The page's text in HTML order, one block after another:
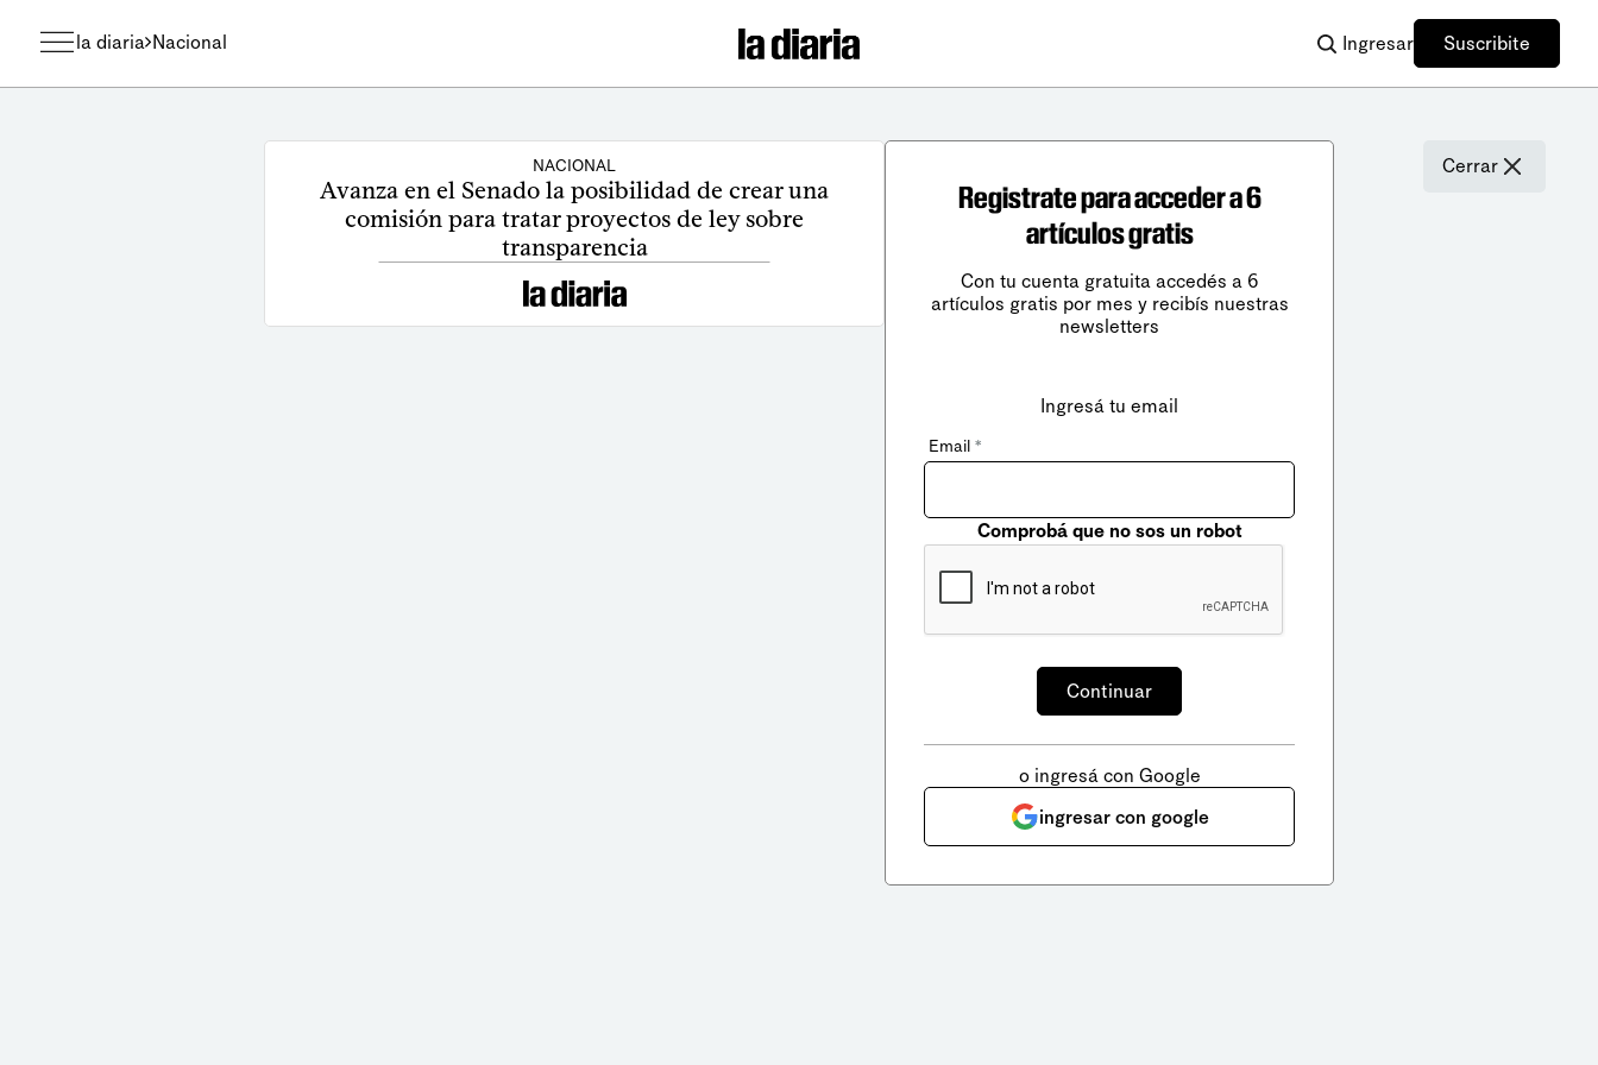
la diaria Nacional Ingresar Suscribite
NACIONAL
Avanza en el Senado la posibilidad de crear una
comisión para tratar proyectos de ley sobre
transparencia
Cerrar
Registrate para acceder a 6
artículos gratis
Con tu cuenta gratuita accedés a 6
artículos gratis por mes y recibís nuestras
newsletters
Ingresá tu email
Email *
Comprobá que no sos un robot
o ingresá con Google
ingresar con google